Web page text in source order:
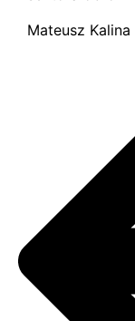
Mateusz Kalina